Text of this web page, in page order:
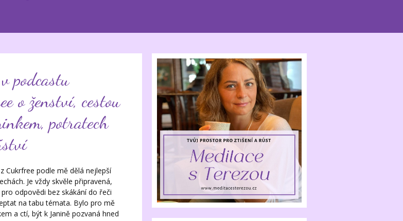
podcastu
o ženství, cestou
potratech
z Cukrfree podle mě dělá nejlepší
Je vždy skvěle připravená,
odpovědi bez skákání do řeči
na tabu témata. Bylo pro mě
a ctí, být k Janině pozvaná hned